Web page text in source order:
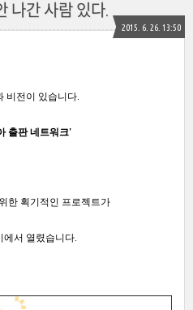
나간 사람 있다.
2015. 6. 26. 13:50
비전이 있습니다.
출판 네트워크'
한 획기적인 프로젝트가
에서 열렸습니다.